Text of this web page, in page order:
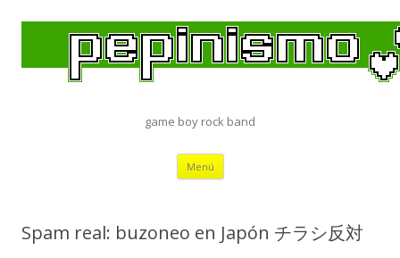
game boy rock band
Menú Saltar
contenido
Spam real: buzoneo en Japón チラシ反対